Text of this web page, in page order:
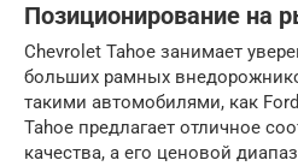
Позиционирование на
Chevrolet Tahoe занимает
больших рамных
такими автомобилями, как
Tahoe предлагает отличное
качества, а его ценовой